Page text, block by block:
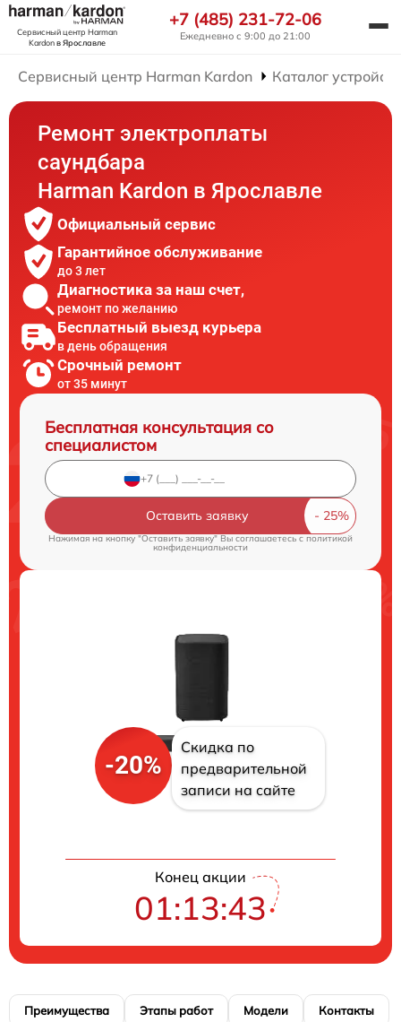
Сервисный центр Harman
Kardonв Ярославле
+7 (485) 231-72-06
Ежедневно с 9:00 до 21:00
Сервисный центр Harman Kardon Каталог устройств
Ремонт электроплаты
саундбара
Harman Kardon в Ярославле
Официальный сервис
Гарантийное обслуживание
до 3 лет
Диагностика за наш счет,
ремонт по желанию
Бесплатный выезд курьера
в день обращения
Срочный ремонт
от 35 минут
Бесплатная консультация со
специалистом
Оставить заявку
Нажимая на кнопку "Оставить заявку" Вы соглашаетесь cполитикой
конфиденциальности
-20%
Скидка по
предварительной
записи на сайте
Конец акции
01:13:42
Преимущества Этапы работ Модели Контакты